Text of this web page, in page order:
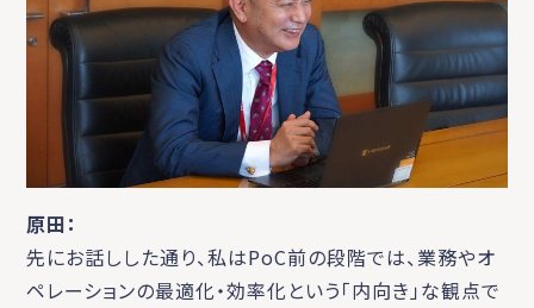
原田：
先にお話しした通り、私はPoC前の段階では、業務やオ
ペレーションの最適化・効率化という「内向き」な観点で